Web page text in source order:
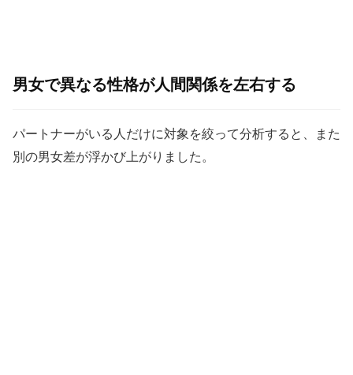
男女で異なる性格が人間関係を左右する
パートナーがいる人だけに対象を絞って分析すると、また
別の男女差が浮かび上がりました。